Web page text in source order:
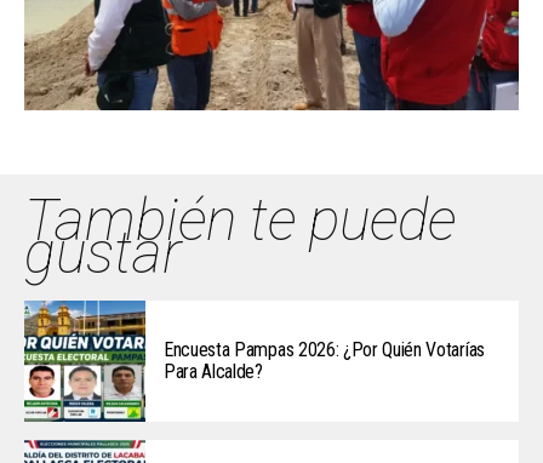
También te puede
gustar
Encuesta Pampas 2026: ¿Por Quién Votarías
Para Alcalde?